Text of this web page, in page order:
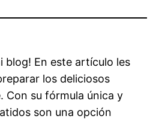
blog! En este artículo les
los deliciosos
Con su fórmula única y
son una opción